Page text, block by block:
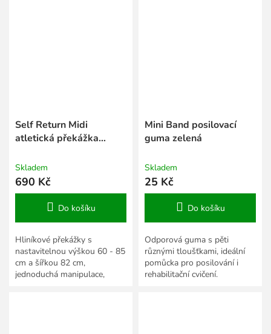
Self Return Midi
atletická překážka
Skladem
690 Kč
Do košíku
Hliníkové překážky s
nastavitelnou výškou 60 - 85
cm a šířkou 82 cm,
jednoduchá manipulace,
Mini Band posilovací
guma zelená
Skladem
25 Kč
Do košíku
Odporová guma s pěti
různými tloušťkami, ideální
pomůcka pro posilování i
rehabilitační cvičení.